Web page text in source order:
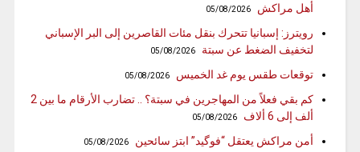
أهل مراكش
05/08/2026
رويترز: إسبانيا تتحرك بنقل مئات القاصرين إلى البر الإسباني
لتخفيف الضغط عن سبتة
05/08/2026
توقعات طقس يوم غد الخميس 05/08/2026
كم بقي فعلاً من المهاجرين في سبتة؟ .. تضارب الأرقام ما بين 2
ألف إلى 6 ألاف
05/08/2026
أمن مراكش يعتقل “فوگيد” ابتز سائحين 05/08/2026